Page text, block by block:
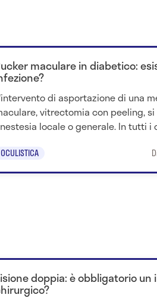
maculare in diabetico:
di asportazione di una
vitrectomia con peeling,
locale o generale. In tutti i
OCULISTICA
doppia: è obbligatorio